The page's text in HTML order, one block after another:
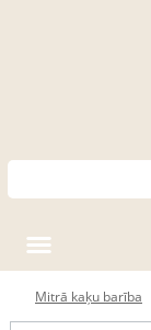
Mitrā kaķu barība